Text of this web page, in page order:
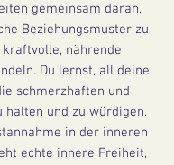
gemeinsam daran,
Beziehungsmuster zu
nährende
Du lernst, all deine
schmerzhaften und
halten und zu würdigen.
in der inneren
echte innere Freiheit,